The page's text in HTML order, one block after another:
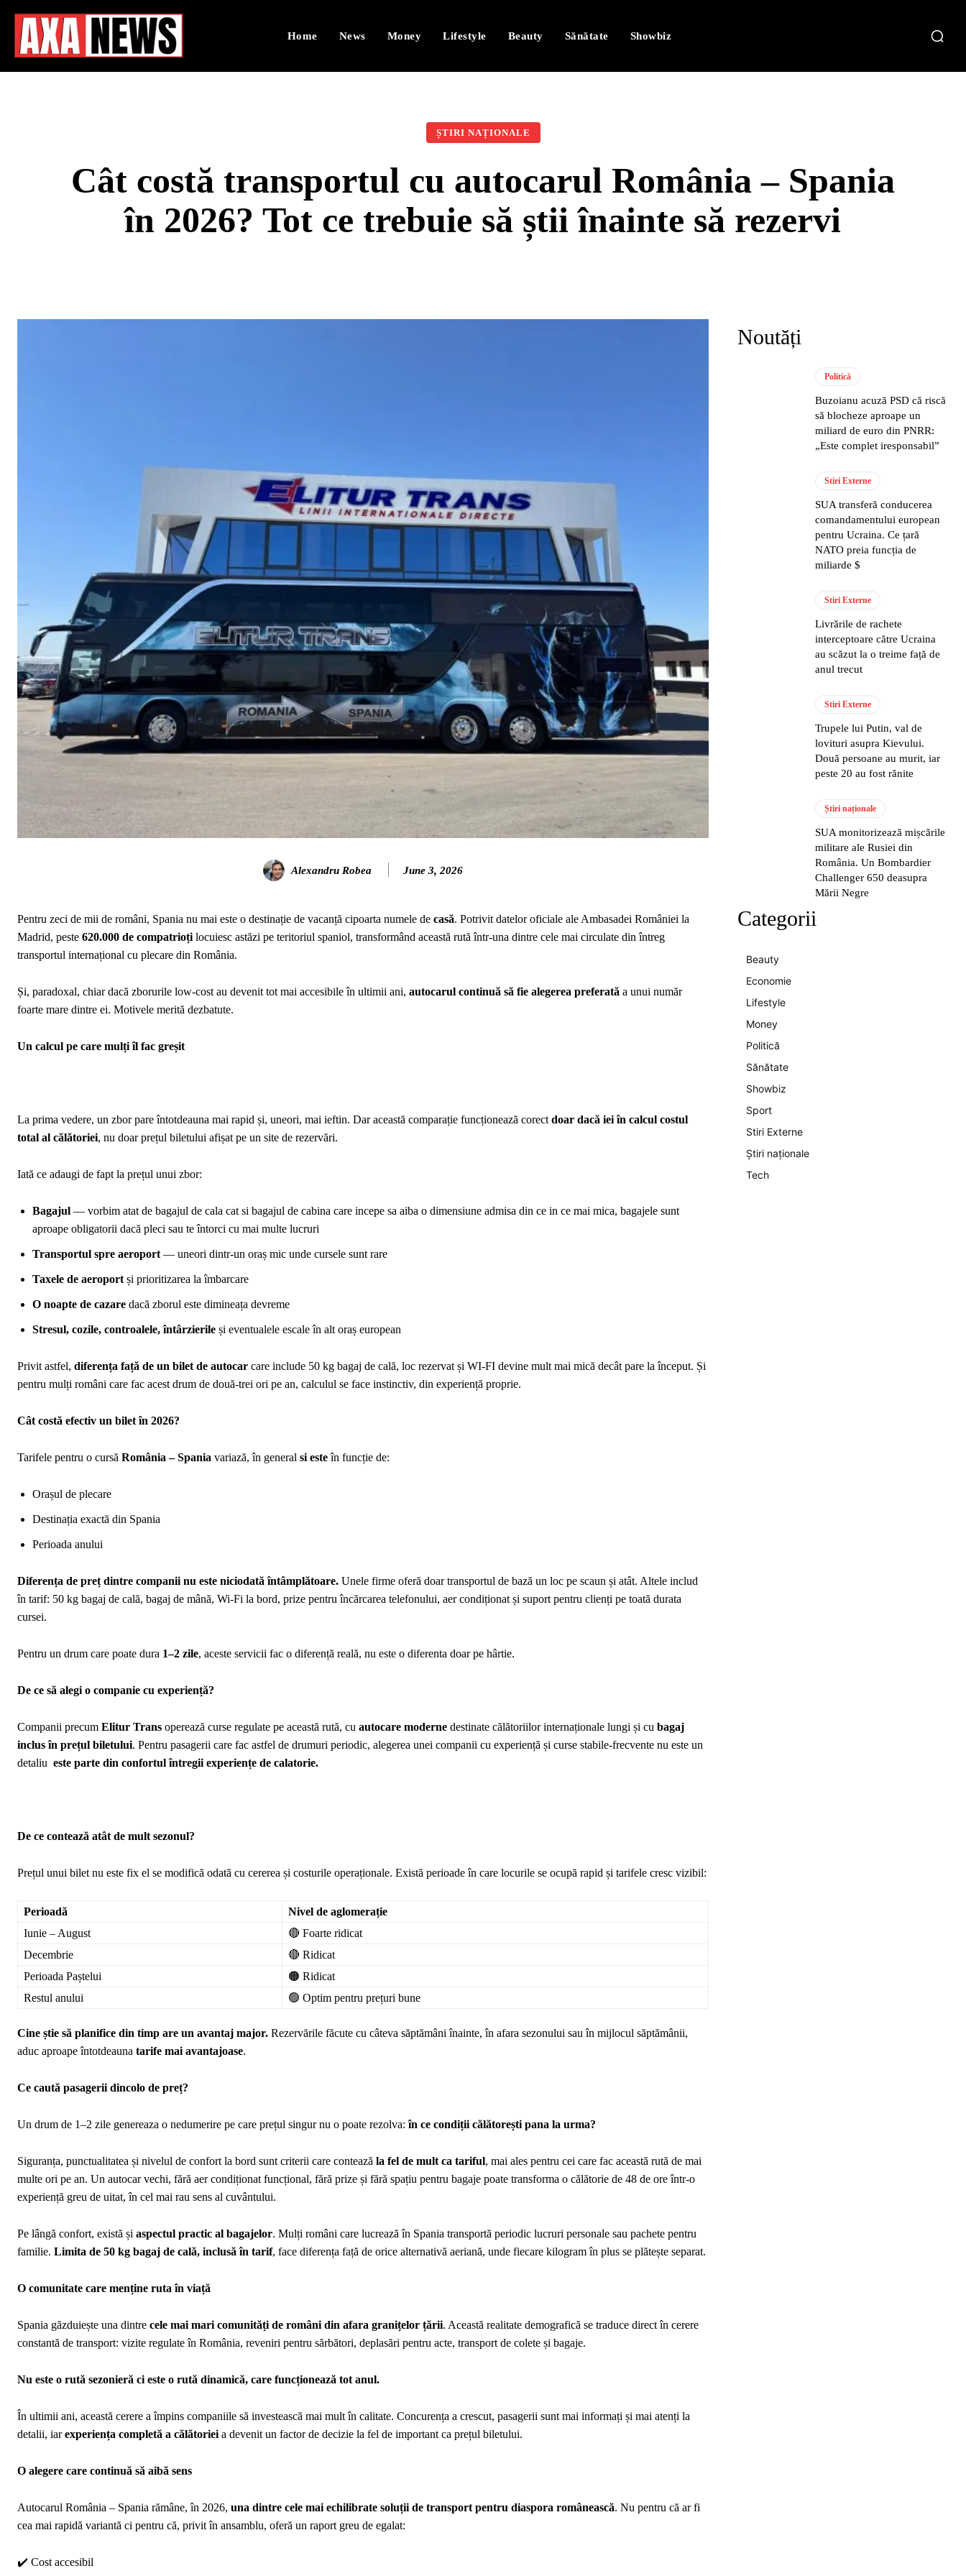
Home News Money Lifestyle Beauty Sănătate Showbiz
ȘTIRI NAȚIONALE
Cât costă transportul cu autocarul România – Spania
în 2026? Tot ce trebuie să știi înainte să rezervi
Alexandru Robea June 3, 2026
Pentru zeci de mii de români, Spania nu mai este o destinație de vacanță cipoarta numele de casă. Potrivit datelor oficiale ale Ambasadei României la
Madrid, peste 620.000 de compatrioți locuiesc astăzi pe teritoriul spaniol, transformând această rută într-una dintre cele mai circulate din întreg
transportul internațional cu plecare din România.
Și, paradoxal, chiar dacă zborurile low-cost au devenit tot mai accesibile în ultimii ani, autocarul continuă să fie alegerea preferată a unui număr
foarte mare dintre ei. Motivele merită dezbatute.
Un calcul pe care mulți îl fac greșit
La prima vedere, un zbor pare întotdeauna mai rapid și, uneori, mai ieftin. Dar această comparație funcționează corect doar dacă iei în calcul costul
total al călătoriei, nu doar prețul biletului afișat pe un site de rezervări.
Iată ce adaugi de fapt la prețul unui zbor:
Bagajul — vorbim atat de bagajul de cala cat si bagajul de cabina care incepe sa aiba o dimensiune admisa din ce in ce mai mica, bagajele sunt
aproape obligatorii dacă pleci sau te întorci cu mai multe lucruri
Transportul spre aeroport — uneori dintr-un oraș mic unde cursele sunt rare
Taxele de aeroport și prioritizarea la îmbarcare
O noapte de cazare dacă zborul este dimineața devreme
Stresul, cozile, controalele, întârzierile și eventualele escale în alt oraș european
Privit astfel, diferența față de un bilet de autocar care include 50 kg bagaj de cală, loc rezervat și WI-FI devine mult mai mică decât pare la început. Și
pentru mulți români care fac acest drum de două-trei ori pe an, calculul se face instinctiv, din experiență proprie.
Cât costă efectiv un bilet în 2026?
Tarifele pentru o cursă România – Spania variază, în general si esteîn funcție de:
Orașul de plecare
Destinația exactă din Spania
Perioada anului
Diferența de preț dintre companii nu este niciodată întâmplătoare. Unele firme oferă doar transportul de bază un loc pe scaun și atât. Altele includ
în tarif: 50 kg bagaj de cală, bagaj de mână, Wi-Fi la bord, prize pentru încărcarea telefonului, aer condiționat și suport pentru clienți pe toată durata
cursei.
Pentru un drum care poate dura 1–2 zile, aceste servicii fac o diferență reală, nu este o diferenta doar pe hârtie.
De ce să alegi o companie cu experiență?
Companii precum Elitur Trans operează curse regulate pe această rută, cu autocare moderne destinate călătoriilor internaționale lungi și cu bagaj
inclus în prețul biletului. Pentru pasagerii care fac astfel de drumuri periodic, alegerea unei companii cu experiență și curse stabile-frecvente nu este un
detaliu este parte din confortul întregii experiențe de calatorie.
De ce contează atât de mult sezonul?
Prețul unui bilet nu este fix el se modifică odată cu cererea și costurile operaționale. Există perioade în care locurile se ocupă rapid și tarifele cresc vizibil:
Perioadă
Nivel de aglomerație
Iunie – August
🔴 Foarte ridicat
Decembrie
🔴 Ridicat
Perioada Paștelui
🟠 Ridicat
Restul anului
🟢 Optim pentru prețuri bune
Cine știe să planifice din timp are un avantaj major. Rezervările făcute cu câteva săptămâni înainte, în afara sezonului sau în mijlocul săptămânii,
aduc aproape întotdeauna tarife mai avantajoase.
Ce caută pasagerii dincolo de preț?
Un drum de 1–2 zile genereaza o nedumerire pe care prețul singur nu o poate rezolva:în ce condiții călătorești pana la urma?
Siguranța, punctualitatea și nivelul de confort la bord sunt criterii care contează la fel de mult ca tariful, mai ales pentru cei care fac această rută de mai
multe ori pe an. Un autocar vechi, fără aer condiționat funcțional, fără prize și fără spațiu pentru bagaje poate transforma o călătorie de 48 de ore într-o
experiență greu de uitat, în cel mai rau sens al cuvântului.
Pe lângă confort, există și aspectul practic al bagajelor. Mulți români care lucrează în Spania transportă periodic lucruri personale sau pachete pentru
familie. Limita de 50 kg bagaj de cală, inclusă în tarif, face diferența față de orice alternativă aeriană, unde fiecare kilogram în plus se plătește separat.
O comunitate care menține ruta în viață
Spania găzduiește una dintre cele mai mari comunități de români din afara granițelor țării. Această realitate demografică se traduce direct în cerere
constantă de transport: vizite regulate în România, reveniri pentru sărbători, deplasări pentru acte, transport de colete și bagaje.
Nu este o rută sezonieră ci este o rută dinamică, care funcționează tot anul.
În ultimii ani, această cerere a împins companiile să investească mai mult în calitate. Concurența a crescut, pasagerii sunt mai informați și mai atenți la
detalii, iarexperiența completă a călătoriei a devenit un factor de decizie la fel de important ca prețul biletului.
O alegere care continuă să aibă sens
Autocarul România – Spania rămâne, în 2026, una dintre cele mai echilibrate soluții de transport pentru diaspora românească. Nu pentru că ar fi
cea mai rapidă variantă ci pentru că, privit în ansamblu, oferă un raport greu de egalat:
✔️ Cost accesibil
Noutăți
Politică
Buzoianu acuză PSD că riscă
să blocheze aproape un
miliard de euro din PNRR:
„Este complet iresponsabil”
Stiri Externe
SUA transferă conducerea
comandamentului european
pentru Ucraina. Ce țară
NATO preia funcția de
miliarde $
Stiri Externe
Livrările de rachete
interceptoare către Ucraina
au scăzut la o treime față de
anul trecut
Stiri Externe
Trupele lui Putin, val de
lovituri asupra Kievului.
Două persoane au murit, iar
peste 20 au fost rănite
Știri naționale
SUA monitorizează mișcările
militare ale Rusiei din
România. Un Bombardier
Challenger 650 deasupra
Mării Negre
Categorii
Beauty
Economie
Lifestyle
Money
Politică
Sănătate
Showbiz
Sport
Stiri Externe
Știri naționale
Tech